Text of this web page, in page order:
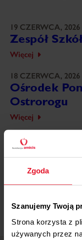
Zgoda
Szanujemy Twoją
Strona korzysta z
używanych przez
19 CZERWCA, 2026
Zespół
Więcej
18 CZERWCA, 2026
Ośrodek
Ostrorogu
Więcej
18 CZERWCA, 2026
Wojewódzki